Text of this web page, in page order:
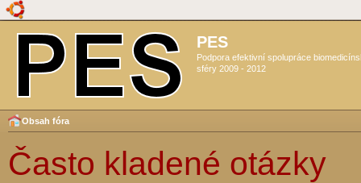
PES
Podpora efektivní spolupráce
sféry 2009 - 2012
Obsah fóra
Často kladené otázky